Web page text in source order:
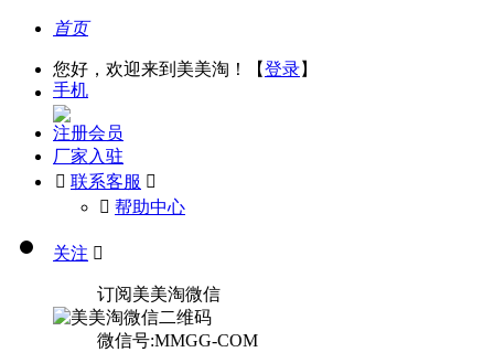
首页
您好，欢迎来到美美淘！【登录】
手机
注册会员
厂家入驻
 联系客服 
󰅃 帮助中心
关注 
订阅美美淘微信
微信号:MMGG-COM